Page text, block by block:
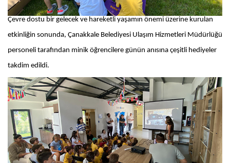
Çevre dostu bir gelecek ve hareketli yaşamın önemi üzerine kurulan
etkinliğin sonunda, Çanakkale Belediyesi Ulaşım Hizmetleri Müdürlüğü
personeli tarafından minik öğrencilere günün anısına çeşitli hediyeler
takdim edildi.